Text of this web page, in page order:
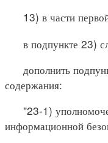
13) в части
в подпункте 23)
дополнить
содержания:
"23-1)
информационной